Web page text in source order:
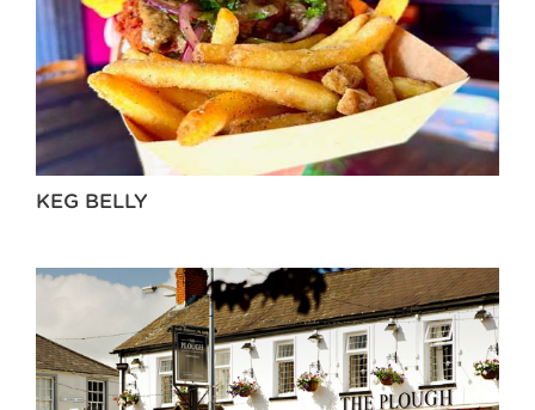
KEG BELLY